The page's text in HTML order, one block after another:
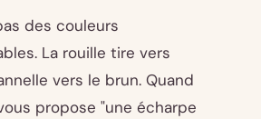
des couleurs
La rouille tire vers
vers le brun. Quand
propose "une écharpe